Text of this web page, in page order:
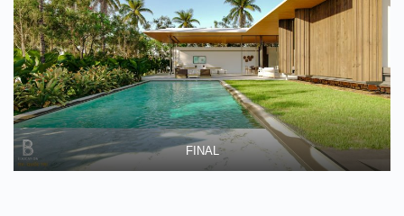
FINAL